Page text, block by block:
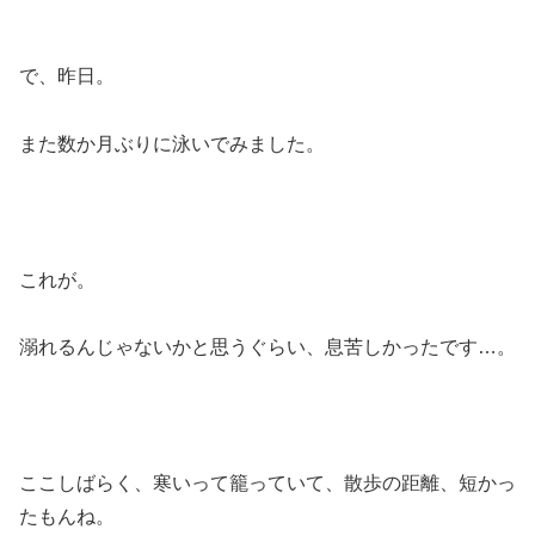
で、昨日。
また数か月ぶりに泳いでみました。
これが。
溺れるんじゃないかと思うぐらい、息苦しかったです…。
ここしばらく、寒いって籠っていて、散歩の距離、短かっ
たもんね。